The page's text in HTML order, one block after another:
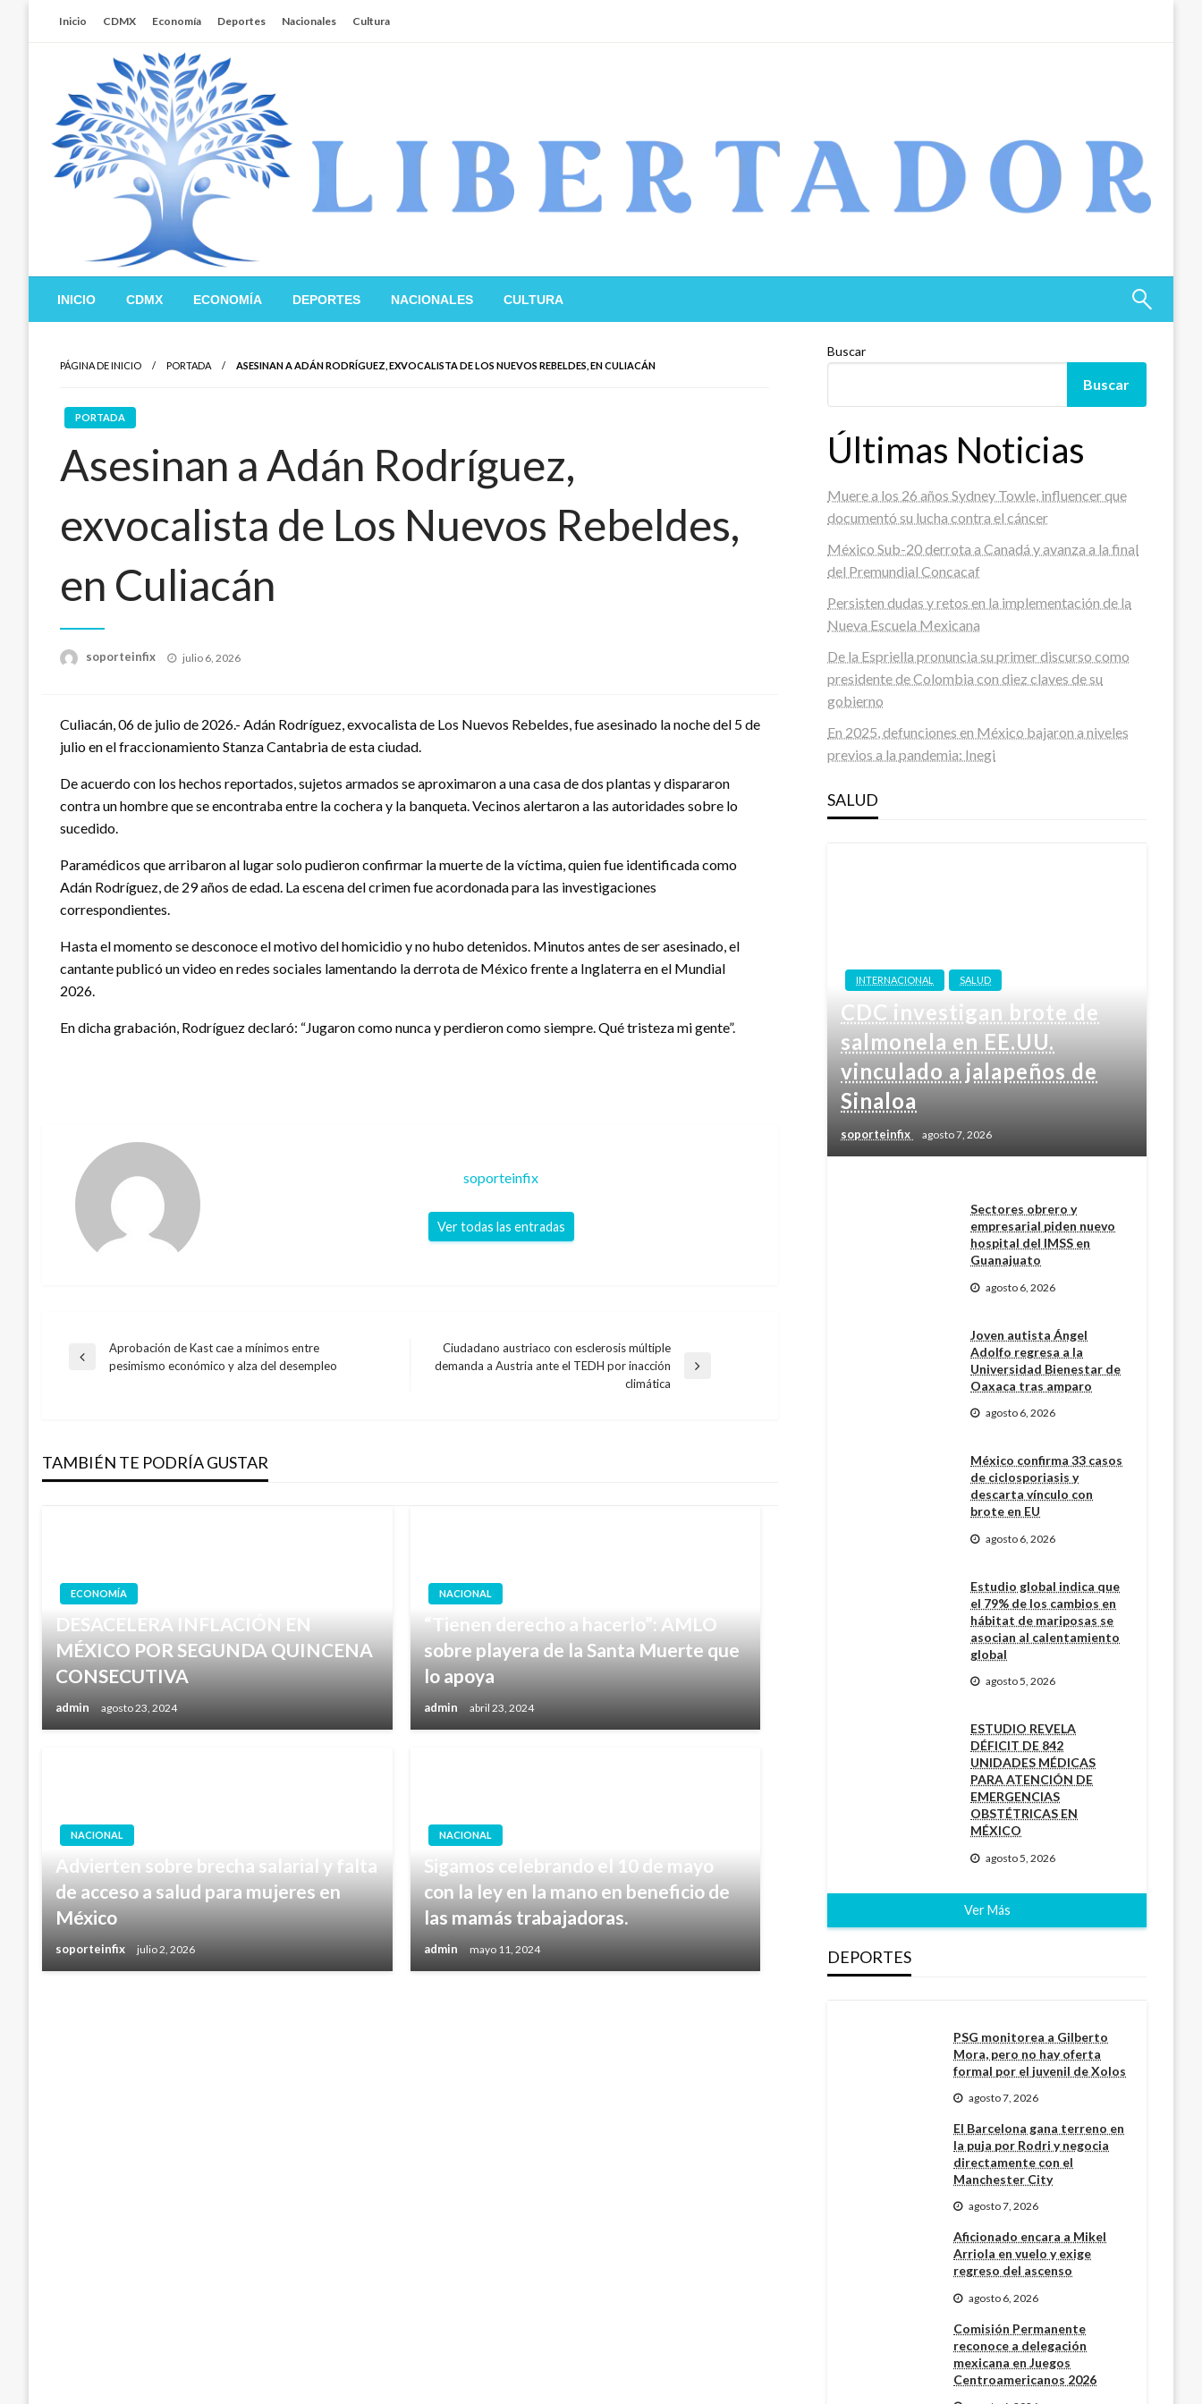
Inicio CDMX Economía Deportes Nacionales Cultura
Libertador MX
INICIO CDMX ECONOMÍA DEPORTES NACIONALES CULTURA
PÁGINA DE INICIO PORTADA ASESINAN A ADÁN RODRÍGUEZ, EXVOCALISTA DE LOS NUEVOS REBELDES, EN CULIACÁN
PORTADA
Asesinan a Adán Rodríguez,
exvocalista de Los Nuevos Rebeldes,
en Culiacán
soporteinfix
Publicado
julio 6, 2026
Culiacán, 06 de julio de 2026.- Adán Rodríguez, exvocalista de Los Nuevos Rebeldes, fue asesinado la noche del 5 de
julio en el fraccionamiento Stanza Cantabria de esta ciudad.
De acuerdo con los hechos reportados, sujetos armados se aproximaron a una casa de dos plantas y dispararon
contra un hombre que se encontraba entre la cochera y la banqueta. Vecinos alertaron a las autoridades sobre lo
sucedido.
Paramédicos que arribaron al lugar solo pudieron confirmar la muerte de la víctima, quien fue identificada como
Adán Rodríguez, de 29 años de edad. La escena del crimen fue acordonada para las investigaciones
correspondientes.
Hasta el momento se desconoce el motivo del homicidio y no hubo detenidos. Minutos antes de ser asesinado, el
cantante publicó un video en redes sociales lamentando la derrota de México frente a Inglaterra en el Mundial
2026.
En dicha grabación, Rodríguez declaró: “Jugaron como nunca y perdieron como siempre. Qué tristeza mi gente”.
soporteinfix
Ver todas las entradas
Navegación
entradas
Entrada
Aprobación de Kast cae a mínimos entre
pesimismo económico y alza del desempleo
Entrada
Ciudadano austriaco con esclerosis múltiple
demanda a Austria ante el TEDH por inacción
climática
TAMBIÉN TE PODRÍA GUSTAR
ECONOMÍA
DESACELERA INFLACIÓN EN
MÉXICO POR SEGUNDA QUINCENA
CONSECUTIVA
admin agosto 23, 2024
NACIONAL
“Tienen derecho a hacerlo”: AMLO
sobre playera de la Santa Muerte que
lo apoya
admin abril 23, 2024
NACIONAL
Advierten sobre brecha salarial y falta
de acceso a salud para mujeres en
México
soporteinfix julio 2, 2026
NACIONAL
Sigamos celebrando el 10 de mayo
con la ley en la mano en beneficio de
las mamás trabajadoras.
admin mayo 11, 2024
Buscar
Buscar
Últimas Noticias
Muere a los 26 años Sydney Towle, influencer que
documentó su lucha contra el cáncer
México Sub-20 derrota a Canadá y avanza a la final
del Premundial Concacaf
Persisten dudas y retos en la implementación de la
Nueva Escuela Mexicana
De la Espriella pronuncia su primer discurso como
presidente de Colombia con diez claves de su
gobierno
En 2025, defunciones en México bajaron a niveles
previos a la pandemia: Inegi
SALUD
INTERNACIONAL SALUD
CDC investigan brote de
salmonela en EE.UU.
vinculado a jalapeños de
Sinaloa
soporteinfix agosto 7, 2026
Sectores obrero y
empresarial piden nuevo
hospital del IMSS en
Guanajuato
agosto 6, 2026
Joven autista Ángel
Adolfo regresa a la
Universidad Bienestar de
Oaxaca tras amparo
agosto 6, 2026
México confirma 33 casos
de ciclosporiasis y
descarta vínculo con
brote en EU
agosto 6, 2026
Estudio global indica que
el 79% de los cambios en
hábitat de mariposas se
asocian al calentamiento
global
agosto 5, 2026
ESTUDIO REVELA
DÉFICIT DE 842
UNIDADES MÉDICAS
PARA ATENCIÓN DE
EMERGENCIAS
OBSTÉTRICAS EN
MÉXICO
agosto 5, 2026
Ver Más
DEPORTES
PSG monitorea a Gilberto
Mora, pero no hay oferta
formal por el juvenil de Xolos
agosto 7, 2026
El Barcelona gana terreno en
la puja por Rodri y negocia
directamente con el
Manchester City
agosto 7, 2026
Aficionado encara a Mikel
Arriola en vuelo y exige
regreso del ascenso
agosto 6, 2026
Comisión Permanente
reconoce a delegación
mexicana en Juegos
Centroamericanos 2026